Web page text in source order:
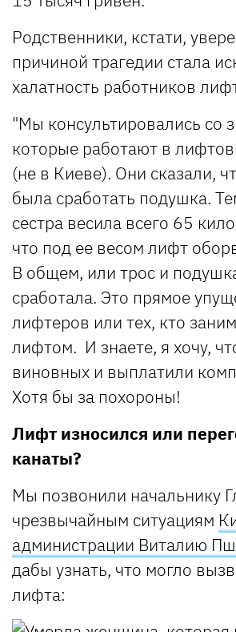
Родственники, кстати,
причиной трагедии стала
халатность работников
"Мы консультировались со
которые работают в
(не в Киеве). Они сказали,
была сработать подушка.
сестра весила всего 65
что под ее весом лифт
В общем, или трос и
сработала. Это прямое
лифтеров или тех, кто
лифтом. И знаете, я хочу,
виновных и выплатили
Хотя бы за похороны!
Лифт износился или
канаты?
Мы позвонили начальнику
чрезвычайным ситуациям
администрации Виталию
дабы узнать, что могло
лифта: